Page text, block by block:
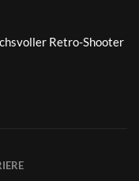
Retro-Shooter